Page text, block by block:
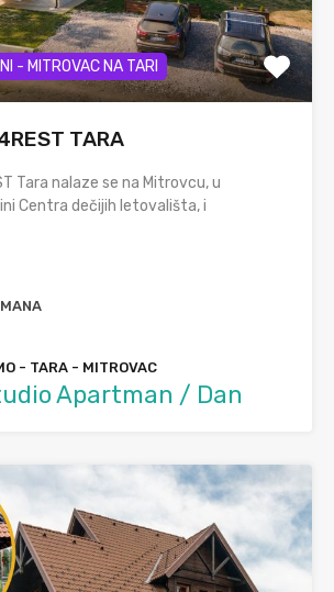
- MITROVAC NA TARI
TARA
Tara nalaze se na Mitrovcu, u
Centra dečijih letovališta, i
- TARA - MITROVAC
Apartman / Dan